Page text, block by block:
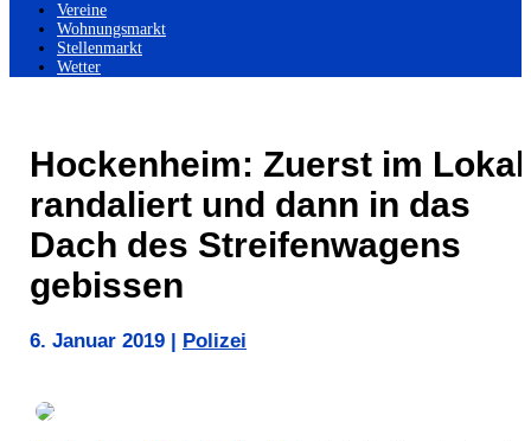
Vereine
Wohnungsmarkt
Stellenmarkt
Wetter
Hockenheim: Zuerst im Lokal
randaliert und dann in das
Dach des Streifenwagens
gebissen
6. Januar 2019 Polizei